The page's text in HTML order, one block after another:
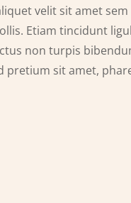
velit sit amet sem
Etiam tincidunt
non turpis
pretium sit amet,